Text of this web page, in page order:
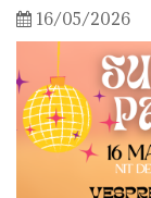
16/05/2026